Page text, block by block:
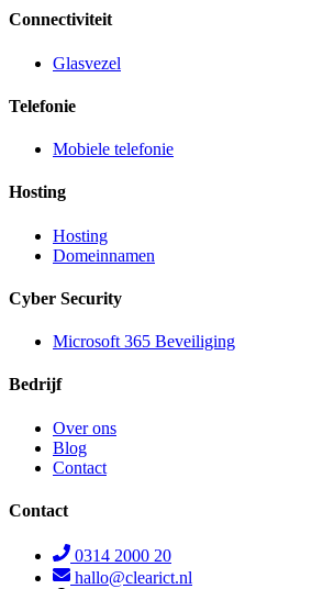
Connectiviteit
Glasvezel
Telefonie
Mobiele telefonie
Hosting
Hosting
Domeinnamen
Cyber Security
Microsoft 365 Beveiliging
Bedrijf
Over ons
Blog
Contact
Contact
0314 2000 20
hallo@clearict.nl